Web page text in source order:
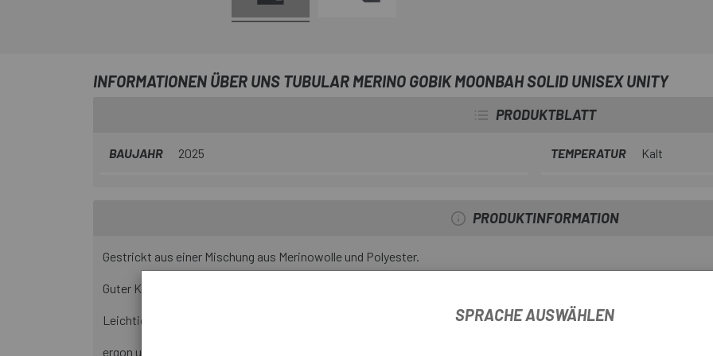
INFORMATIONEN ÜBER UNS TUBULAR MERINO GOBIK MOONBAH SOLID UNISEX UNITY
PRODUKTBLATT
BAUJAHR 2025 TEMPERATUR Kalt
PRODUKTINFORMATION
Gestrickt aus einer Mischung aus Merinowolle und Polyester.
Guter Kälteschutz und hervorragende Atmungsaktivität.
Leichtigkeit.
ergon und komfortable Konstruktion.
SPRACHE AUSWÄHLEN